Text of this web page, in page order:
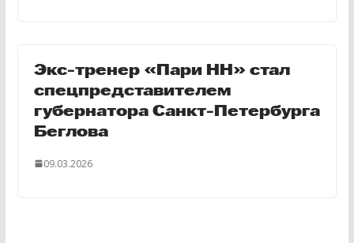
Экс-тренер «Пари НН» стал
спецпредставителем
губернатора Санкт-Петербурга
Беглова
09.03.2026